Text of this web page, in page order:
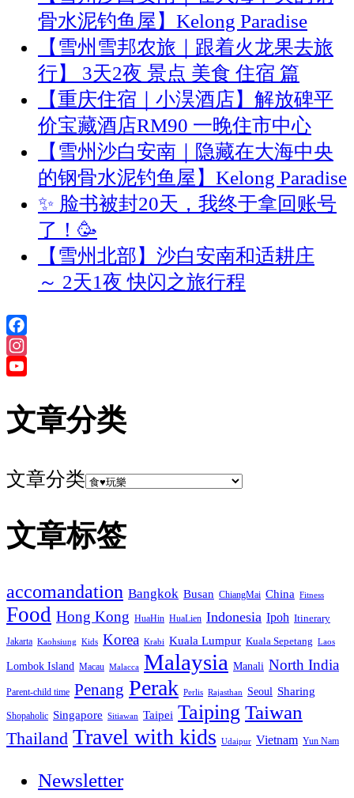
骨水泥钓鱼屋】Kelong Paradise
【雪州雪邦农旅｜跟着火龙果去旅
行】 3天2夜 景点 美食 住宿 篇
【重庆住宿｜小淏酒店】解放碑平
价宝藏酒店RM90 一晚住市中心
【雪州沙白安南｜隐藏在大海中央
的钢骨水泥钓鱼屋】Kelong Paradise
✨ 脸书被封20天，我终于拿回账号
了！🥳
【雪州北部】沙白安南和适耕庄
～ 2天1夜 快闪之旅行程
Facebook
Instagram
Channel
文章分类
文章分类
文章标签
accomandation Bangkok Busan ChiangMai China Fitness
Food Hong Kong HuaHin HuaLien Indonesia Ipoh Itinerary
Jakarta Kaohsiung Kids Korea Krabi Kuala Lumpur Kuala Sepetang Laos
Lombok Island Macau Malacca Malaysia Manali North India
Parent-child time Penang Perak Perlis Rajasthan Seoul Sharing
Shopaholic Singapore Sitiawan Taipei Taiping Taiwan
Thailand Travel with kids Udaipur Vietnam Yun Nam
Newsletter